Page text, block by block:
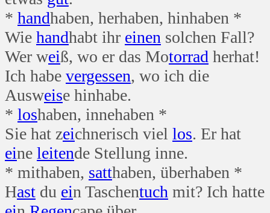
* handhaben, herhaben, hinhaben *
Wie handhabt ihr einen solchen Fall?
Wer weiß, wo er das Motorrad herhat!
Ich habe vergessen, wo ich die
Ausweise hinhabe.
* loshaben, innehaben *
Sie hat zeichnerisch viel los. Er hat
eine leitende Stellung inne.
* mithaben, satthaben, überhaben *
Hast du ein Taschentuch mit? Ich hatte